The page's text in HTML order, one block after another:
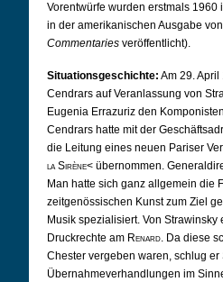
Vorentwürfe wurden erstmals 1960
in der amerikanischen Ausgabe von
Commentaries veröffentlicht).
Situationsgeschichte: Am 29.
Cendrars auf Veranlassung von
Eugenia Errazuriz den
Cendrars hatte mit der
die Leitung eines neuen Pariser
la Sirène< übernommen.
Man hatte sich ganz allgemein die
zeitgenössischen Kunst zum Ziel
Musik spezialisiert. Von Strawinsky
Druckrechte am Renard. Da diese
Chester vergeben waren, schlug er
Übernahmeverhandlungen im